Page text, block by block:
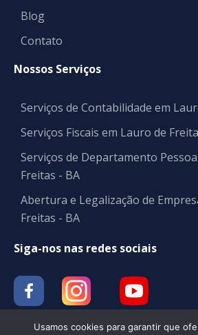
Blog
Contato
Nossos Serviços
Serviços de Contabilidade em
Serviços Fiscais em Lauro de
Serviços de Departamento
Freitas - BA
Abertura e Legalização de
Freitas - BA
Siga-nos nas redes sociais
Usamos cookies para garantir que